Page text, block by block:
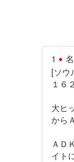
1
[ソウ
１６
大ヒ
から
ＡＤ
イト